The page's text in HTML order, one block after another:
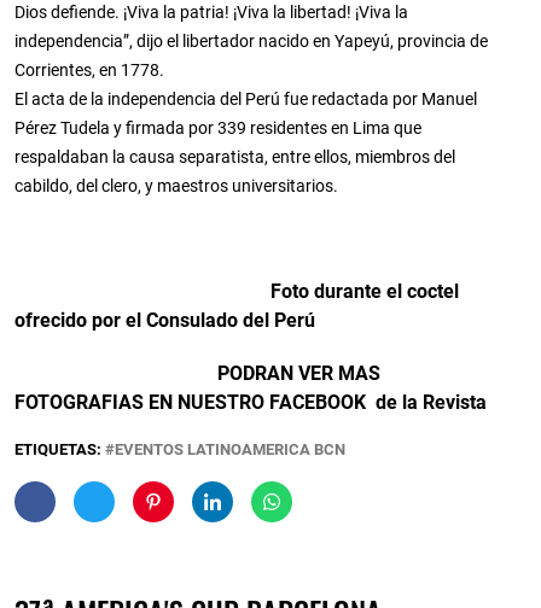
Dios defiende. ¡Viva la patria! ¡Viva la libertad! ¡Viva la
independencia”, dijo el libertador nacido en Yapeyú, provincia de
Corrientes, en 1778.
El acta de la independencia del Perú fue redactada por Manuel
Pérez Tudela y firmada por 339 residentes en Lima que
respaldaban la causa separatista, entre ellos, miembros del
cabildo, del clero, y maestros universitarios.
Foto durante el coctel
ofrecido por el Consulado del Perú
PODRAN VER MAS
FOTOGRAFIAS EN NUESTRO FACEBOOK de la Revista
ETIQUETAS: EVENTOS LATINOAMERICA BCN